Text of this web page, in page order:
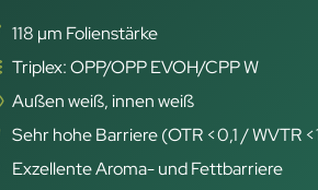
118 µm Folienstärke
Triplex: OPP/OPP EVOH/CPP W
Außen weiß, innen weiß
Sehr hohe Barriere (OTR <0,1 / WVTR
Exzellente Aroma- und Fettbarriere